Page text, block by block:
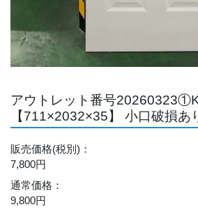
アウトレット番号
【711×2032×35】 小口破損あ
販売価格(税別) ：
7,800円
通常価格 ：
9,800円